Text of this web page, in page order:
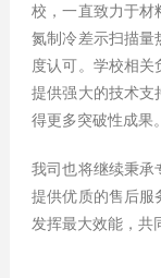
校，一直致力于材
氮制冷差示扫描量
度认可。学校相
提供强大的技术支
得更多突破性成果。
我司也将继续秉承
提供优质的售后服
发挥最大效能，共